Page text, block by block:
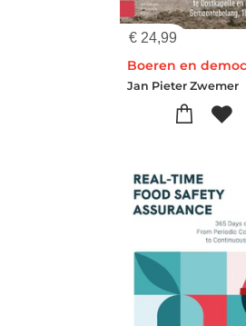
€ 24,99
Jan Pieter Zwemer